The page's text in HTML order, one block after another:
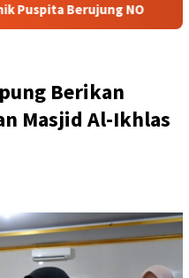
Sambut Hari
Berikan
Masjid Al-Ikhlas